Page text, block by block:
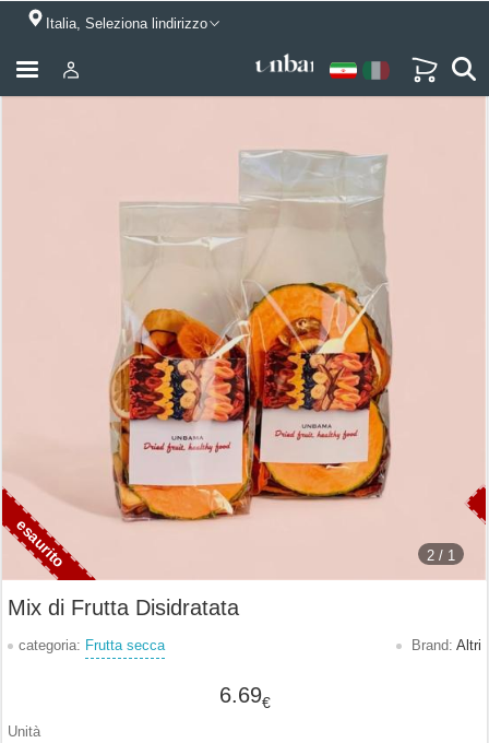
Italia, Seleziona lindirizzo
2 / 1
Mix di Frutta Disidratata
categoria: Frutta secca Brand: Altri
6.69€
Unità